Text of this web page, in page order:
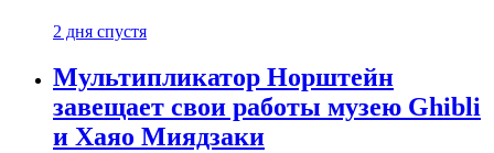
2 дня спустя
Мультипликатор Норштейн
завещает свои работы музею Ghibli
и Хаяо Миядзаки